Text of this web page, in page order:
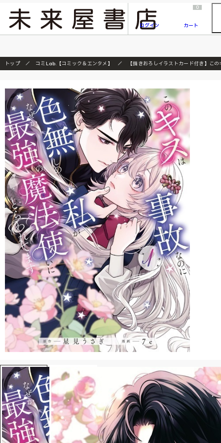
『ONE PIECE magazine 021 ONE PIECEカード付き同梱版』発売延期のご案内
ログイン
0
カート
トップ コミLab.【コミック＆エンタメ】 【描きおろしイラストカード付き】こ